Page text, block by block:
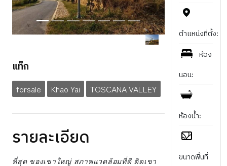
ตำแหน่งที่ตั้ง:
ห้อง
นอน:
ห้องน้ำ:
ขนาดพื้นที่
แท็ก
forsale Khao Yai TOSCANA VALLEY
รายละเอียด
ที่สุด ของเขาใหญ่ สภาพแวดล้อมที่ดี​ ติดเขา